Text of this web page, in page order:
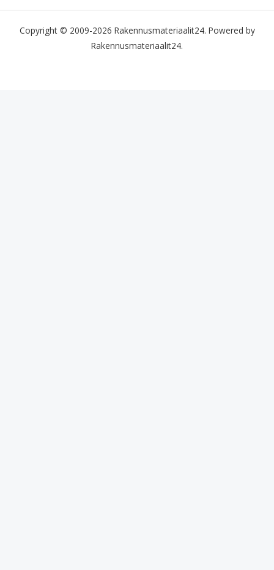
Copyright © 2009-2026 Rakennusmateriaalit24. Powered by
Rakennusmateriaalit24.